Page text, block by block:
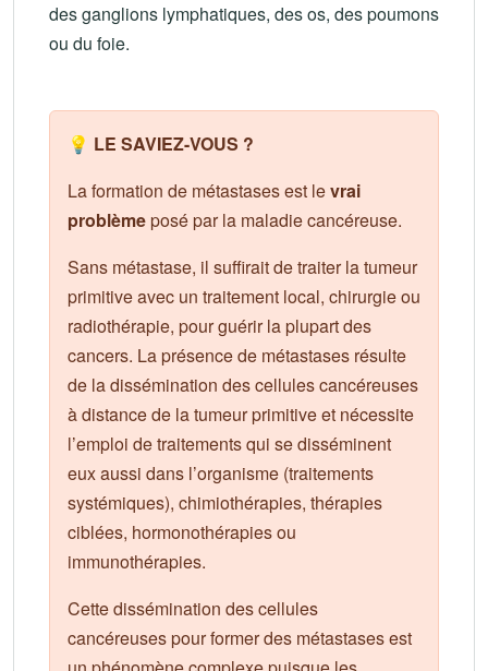
des ganglions lymphatiques, des os, des poumons
ou du foie.
💡 LE SAVIEZ-VOUS ?
La formation de métastases est levrai
problèmeposé par la maladie cancéreuse.
Sans métastase, il suffirait de traiter la tumeur
primitive avec un traitement local, chirurgie ou
radiothérapie, pour guérir la plupart des
cancers. La présence de métastases résulte
de la dissémination des cellules cancéreuses
à distance de la tumeur primitive et nécessite
l’emploi de traitements qui se disséminent
eux aussi dans l’organisme (traitements
systémiques), chimiothérapies, thérapies
ciblées, hormonothérapies ou
immunothérapies.
Cette dissémination des cellules
cancéreuses pour former des métastases est